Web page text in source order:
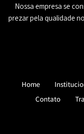
Nossa empresa se
prezar pela qualidade
Home
Contato